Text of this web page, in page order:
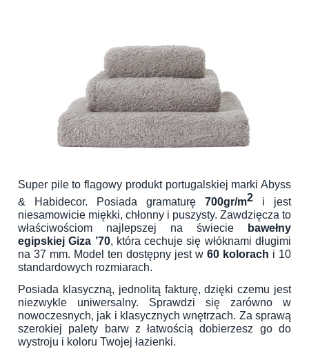
Super pile to flagowy produkt portugalskiej marki Abyss
& Habidecor. Posiada gramaturę 700gr/m2 i jest
niesamowicie miękki, chłonny i puszysty. Zawdzięcza to
właściwościom najlepszej na świecie
bawełny
egipskiej Giza ’70, która cechuje się włóknami długimi
na 37 mm. Model ten dostępny jest w 60 kolorach i 10
standardowych rozmiarach.
Posiada klasyczną, jednolitą fakturę, dzięki czemu jest
niezwykle uniwersalny. Sprawdzi się zarówno w
nowoczesnych, jak i klasycznych wnętrzach. Za sprawą
szerokiej palety barw z łatwością dobierzesz go do
wystroju i koloru Twojej łazienki.